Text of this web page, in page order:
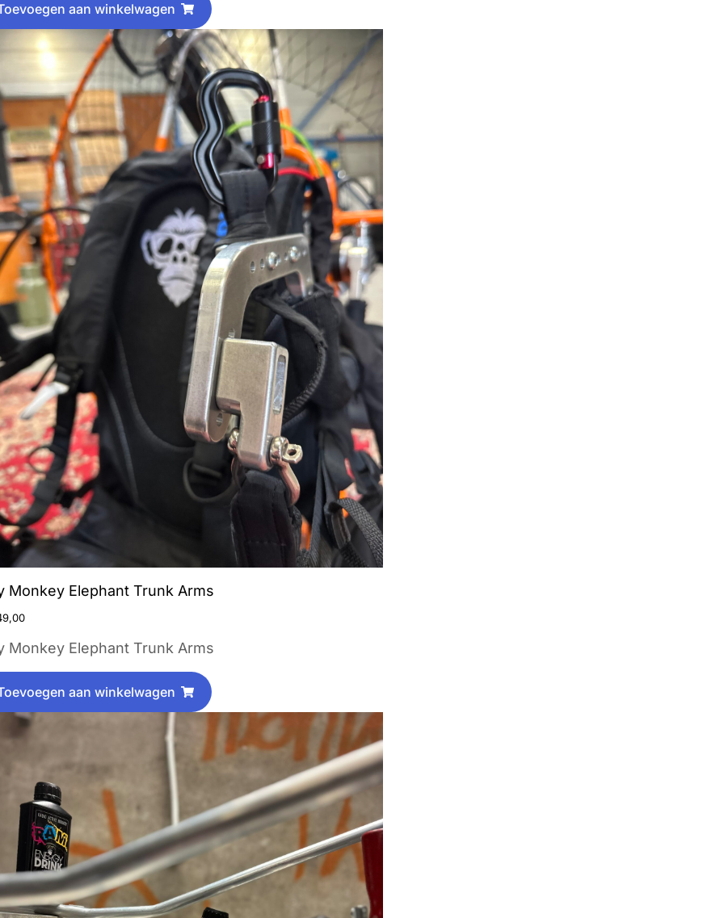
aan winkelwagen
Monkey Elephant Trunk Arms
Monkey Elephant Trunk Arms
aan winkelwagen